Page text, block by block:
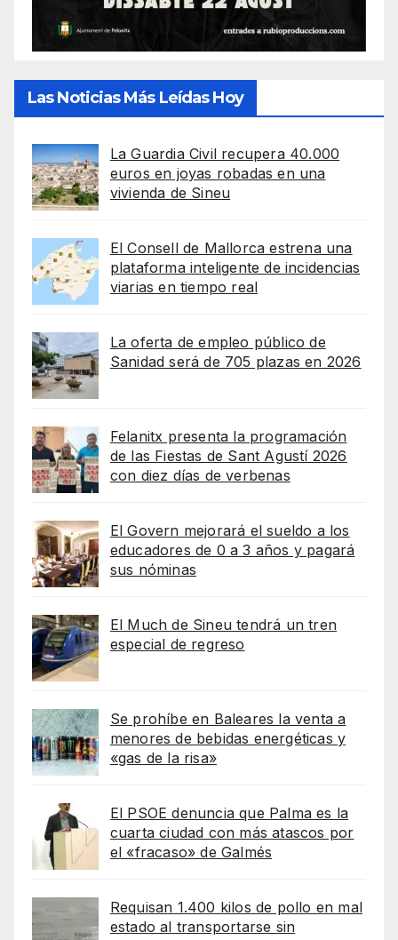
Las Noticias Más Leídas Hoy
La Guardia Civil recupera 40.000
euros en joyas robadas en una
vivienda de Sineu
El Consell de Mallorca estrena una
plataforma inteligente de incidencias
viarias en tiempo real
La oferta de empleo público de
Sanidad será de 705 plazas en 2026
Felanitx presenta la programación
de las Fiestas de Sant Agustí 2026
con diez días de verbenas
El Govern mejorará el sueldo a los
educadores de 0 a 3 años y pagará
sus nóminas
El Much de Sineu tendrá un tren
especial de regreso
Se prohíbe en Baleares la venta a
menores de bebidas energéticas y
«gas de la risa»
El PSOE denuncia que Palma es la
cuarta ciudad con más atascos por
el «fracaso» de Galmés
Requisan 1.400 kilos de pollo en mal
estado al transportarse sin